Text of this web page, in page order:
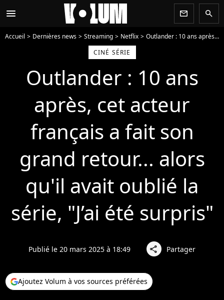
menu newsletter search
Accueil Dernières news Streaming Netflix
Outlander : 10 ans après, cet acteur français a fait son grand retour... alors qu'il avait oublié la série, "J’ai été surpris"
CINÉ SÉRIE
Outlander : 10 ans
après, cet acteur
français a fait son
grand retour... alors
qu'il avait oublié la
série, "J’ai été surpris"
Publié le 20 mars 2025 à 18:49 share Partager
Ajoutez Volum à vos sources préférées